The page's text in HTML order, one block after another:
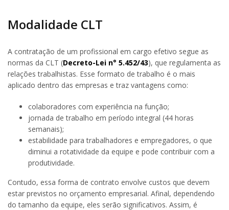
Modalidade CLT
A contratação de um profissional em cargo efetivo segue as
normas da CLT (Decreto-Lei n° 5.452/43), que regulamenta as
relações trabalhistas. Esse formato de trabalho é o mais
aplicado dentro das empresas e traz vantagens como:
colaboradores com experiência na função;
jornada de trabalho em período integral (44 horas
semanais);
estabilidade para trabalhadores e empregadores, o que
diminui a rotatividade da equipe e pode contribuir com a
produtividade.
Contudo, essa forma de contrato envolve custos que devem
estar previstos no orçamento empresarial. Afinal, dependendo
do tamanho da equipe, eles serão significativos. Assim, é